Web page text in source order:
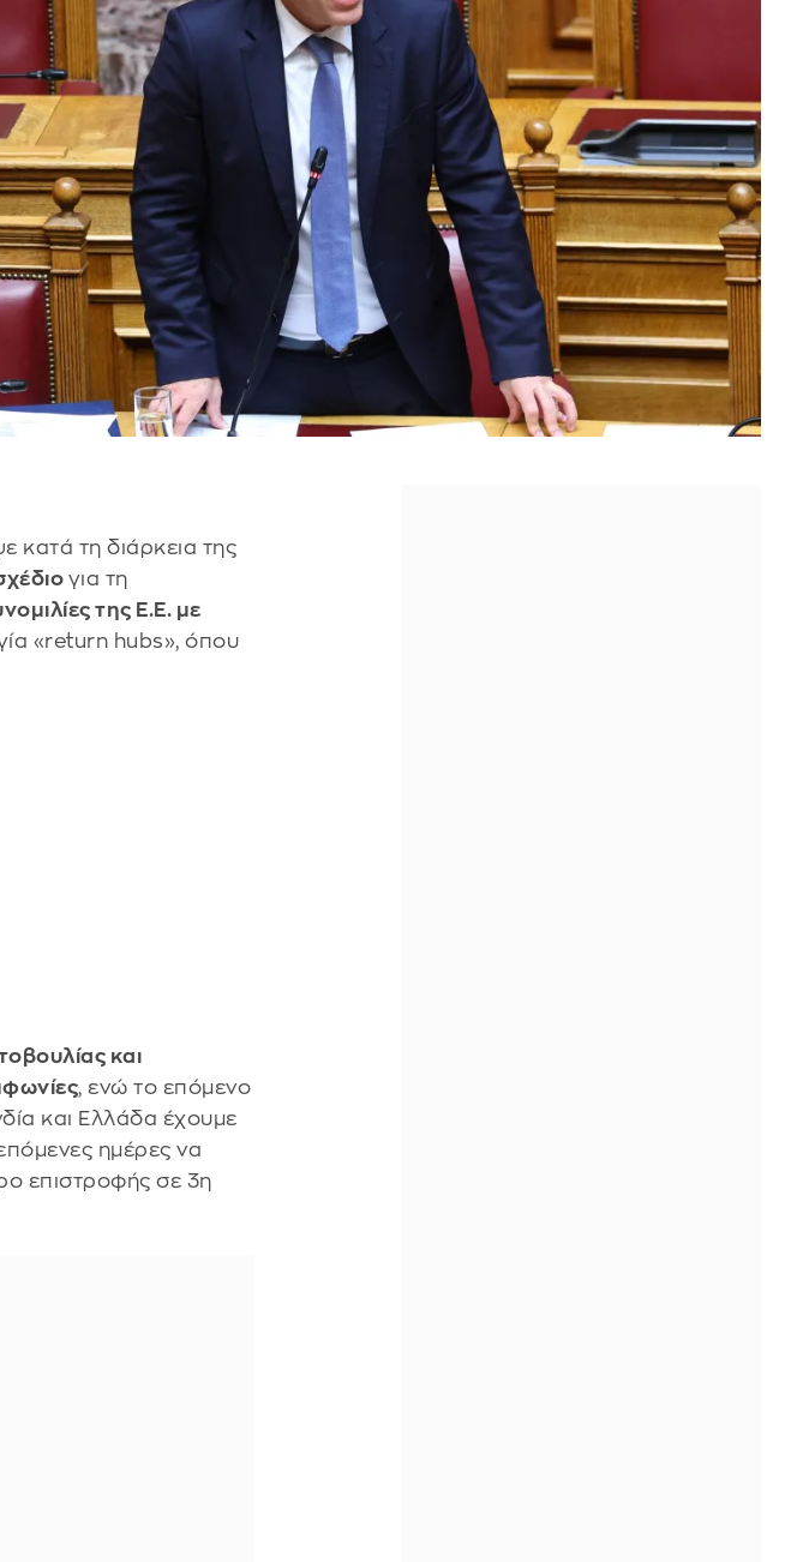
κατά τη διάρκεια της
για τη
της Ε.Ε. με
«return hubs», όπου
και
, ενώ το επόμενο
και Ελλάδα έχουμε
ημέρες να
επιστροφής σε 3η